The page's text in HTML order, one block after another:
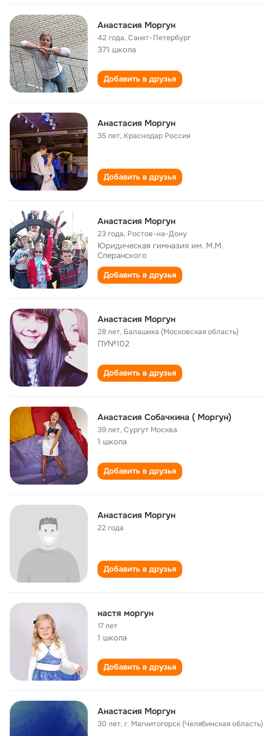
Анастасия Моргун
42 года,Санкт-Петербург
371 школа
Добавить в друзья
Анастасия Моргун
35 лет, Краснодар Россия
Добавить в друзья
Анастасия Моргун
23 года, Ростов-на-Дону
Юридическая гимназия им. М.М.
Сперанского
Добавить в друзья
Анастасия Моргун
28 лет, Балашиха (Московская область)
ПУ№102
Добавить в друзья
Анастасия Собачкина ( Моргун)
39 лет,Сургут Москва
1 школа
Добавить в друзья
Анастасия Моргун
22 года
Добавить в друзья
настя моргун
17 лет
1 школа
Добавить в друзья
Анастасия Моргун
30 лет,г. Магнитогорск (Челябинская область)